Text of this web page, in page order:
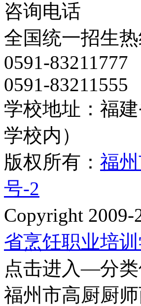
咨询电话
全国统一招生
0591-83211777
0591-83211555
学校地址：福
学校内）
版权所有： 福
号-2
Copyright
省烹饪职业培
点击进入—分类
福州市高厨厨